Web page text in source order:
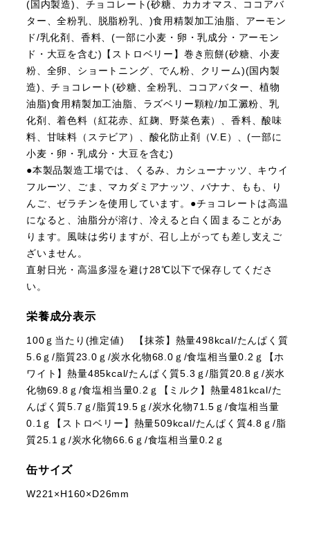
(国内製造)、チョコレート(砂糖、カカオマス、ココアバ
ター、全粉乳、脱脂粉乳、)食用精製加工油脂、アーモン
ド/乳化剤、香料、(一部に小麦・卵・乳成分・アーモン
ド・大豆を含む)【ストロベリー】巻き煎餅(砂糖、小麦
粉、全卵、ショートニング、でん粉、クリーム)(国内製
造)、チョコレート(砂糖、全粉乳、ココアバター、植物
油脂)食用精製加工油脂、ラズベリー顆粒/加工澱粉、乳
化剤、着色料（紅花赤、紅麹、野菜色素）、香料、酸味
料、甘味料（ステビア）、酸化防止剤（V.E）、(一部に
小麦・卵・乳成分・大豆を含む)
●本製品製造工場では、くるみ、カシューナッツ、キウイ
フルーツ、ごま、マカダミアナッツ、バナナ、もも、り
んご、ゼラチンを使用しています。●チョコレートは高温
になると、油脂分が溶け、冷えると白く固まることがあ
ります。風味は劣りますが、召し上がっても差し支えご
ざいません。
直射日光・高温多湿を避け28℃以下で保存してくださ
い。
栄養成分表示
100ｇ当たり(推定値) 【抹茶】熱量498kcal/たんぱく質
5.6ｇ/脂質23.0ｇ/炭水化物68.0ｇ/食塩相当量0.2ｇ【ホ
ワイト】熱量485kcal/たんぱく質5.3ｇ/脂質20.8ｇ/炭水
化物69.8ｇ/食塩相当量0.2ｇ【ミルク】熱量481kcal/た
んぱく質5.7ｇ/脂質19.5ｇ/炭水化物71.5ｇ/食塩相当量
0.1ｇ【ストロベリー】熱量509kcal/たんぱく質4.8ｇ/脂
質25.1ｇ/炭水化物66.6ｇ/食塩相当量0.2ｇ
缶サイズ
W221×H160×D26mm